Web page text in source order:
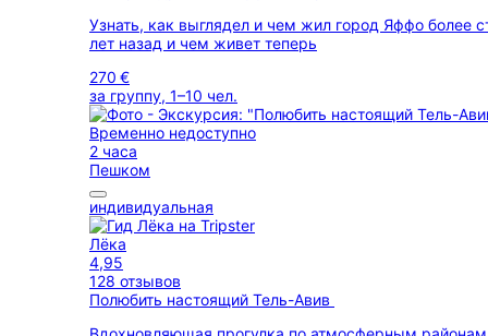
Узнать, как выглядел и чем жил город Яффо более
лет назад и чем живет теперь
270 €
за группу, 1–10 чел.
Временно недоступно
2 часа
Пешком
индивидуальная
Лёка
4,95
128 отзывов
Полюбить настоящий Тель-Авив